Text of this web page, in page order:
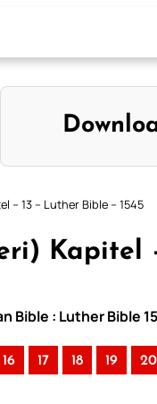
– 13 – Luther Bible – 1545
Kapitel
Bible : Luther Bible
16 17 18 19 20